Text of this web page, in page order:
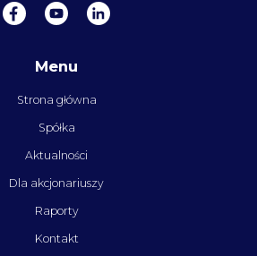
Menu
Strona główna
Spółka
Aktualności
Dla akcjonariuszy
Raporty
Kontakt